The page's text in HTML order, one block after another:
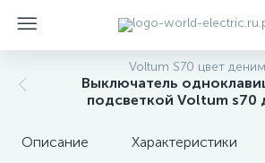
Voltum S70 цвет деним
Выключатель
подсветкой Voltum s70
Описание Характеристики